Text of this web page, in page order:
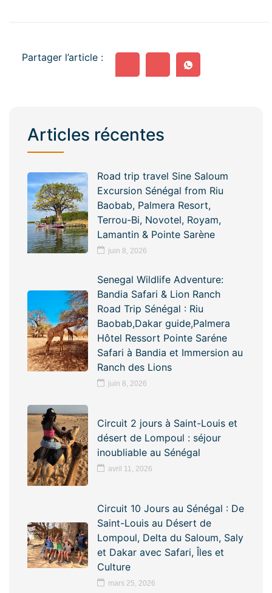
Partager l’article :
Articles récentes
Road trip travel Sine Saloum
Excursion Sénégal from Riu
Baobab, Palmera Resort,
Terrou-Bi, Novotel, Royam,
Lamantin & Pointe Sarène
juin 8, 2026
Senegal Wildlife Adventure:
Bandia Safari & Lion Ranch
Road Trip Sénégal : Riu
Baobab,Dakar guide,Palmera
Hôtel Ressort Pointe Saréne
Safari à Bandia et Immersion au
Ranch des Lions
juin 8, 2026
Circuit 2 jours à Saint-Louis et
désert de Lompoul : séjour
inoubliable au Sénégal
avril 11, 2026
Circuit 10 Jours au Sénégal : De
Saint-Louis au Désert de
Lompoul, Delta du Saloum, Saly
et Dakar avec Safari, Îles et
Culture
mars 25, 2026